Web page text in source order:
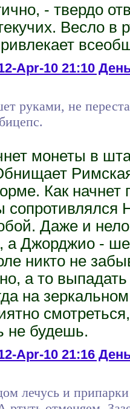
- твердо
Весло в
Apr-10 21:10
руками, не
монеты в
Как начнет
сопротивлялся
Даже и
Джорджио -
никто не
а то выпадать
на
не будешь.
Apr-10 21:16
лечусь и